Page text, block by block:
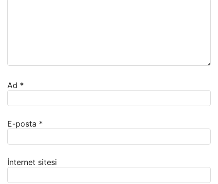
Ad *
E-posta *
İnternet sitesi